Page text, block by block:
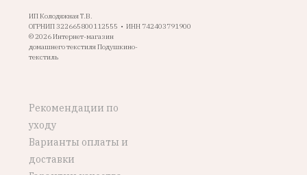
ИП Колодяжная Т.В.
ОГРНИП 322665800112555 • ИНН 742403791900
© 2026 Интернет-магазин
домашнего текстиля Подушкино-
текстиль
Рекомендации по
уходу
Варианты оплаты и
доставки